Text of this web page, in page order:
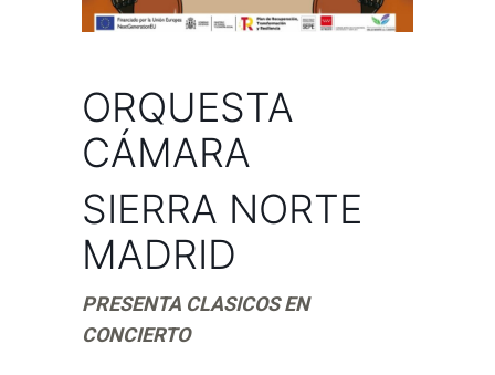
ORQUESTA
CÁMARA
SIERRA NORTE
MADRID
PRESENTA CLASICOS EN
CONCIERTO